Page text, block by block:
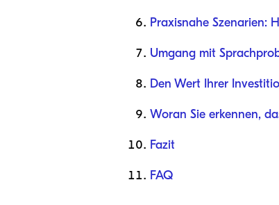
Praxisnahe Szenarien:
Umgang mit
Den Wert Ihrer
Woran Sie erkennen,
Fazit
FAQ